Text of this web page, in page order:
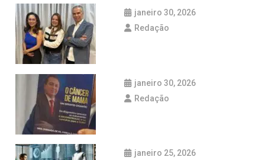
janeiro 30, 2026
Redação
janeiro 30, 2026
Redação
janeiro 25, 2026